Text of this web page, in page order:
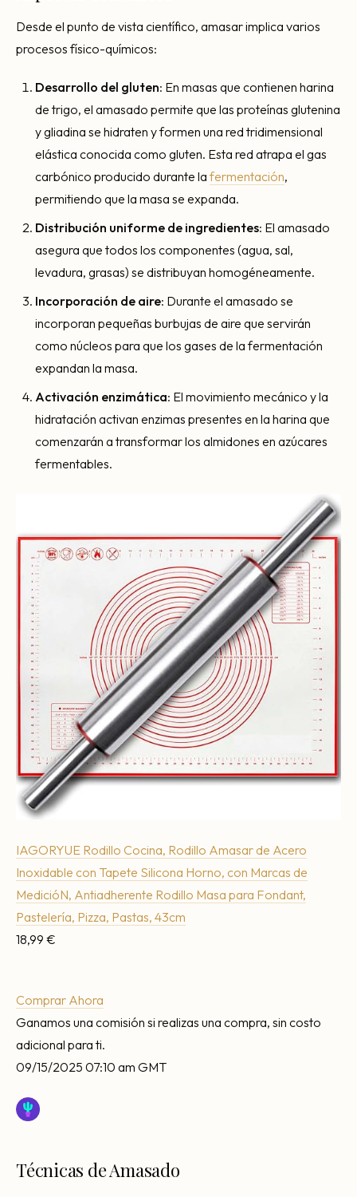
Desde el punto de vista científico, amasar implica varios
procesos físico-químicos:
Desarrollo del gluten: En masas que contienen harina
de trigo, el amasado permite que las proteínas glutenina
y gliadina se hidraten y formen una red tridimensional
elástica conocida como gluten. Esta red atrapa el gas
carbónico producido durante la fermentación,
permitiendo que la masa se expanda.
Distribución uniforme de ingredientes: El amasado
asegura que todos los componentes (agua, sal,
levadura, grasas) se distribuyan homogéneamente.
Incorporación de aire: Durante el amasado se
incorporan pequeñas burbujas de aire que servirán
como núcleos para que los gases de la fermentación
expandan la masa.
Activación enzimática: El movimiento mecánico y la
hidratación activan enzimas presentes en la harina que
comenzarán a transformar los almidones en azúcares
fermentables.
IAGORYUE Rodillo Cocina, Rodillo Amasar de Acero
Inoxidable con Tapete Silicona Horno, con Marcas de
MedicióN, Antiadherente Rodillo Masa para Fondant,
Pastelería, Pizza, Pastas, 43cm
18,99 €
Comprar Ahora
Ganamos una comisión si realizas una compra, sin costo
adicional para ti.
09/15/2025 07:10 am GMT
Técnicas de Amasado